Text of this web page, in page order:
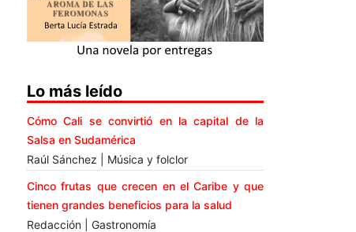
Lo más leído
Cómo Cali se convirtió en la capital de la
Salsa en Sudamérica
Raúl Sánchez | Música y folclor
Cinco frutas que crecen en el Caribe y que
tienen grandes beneficios para la salud
Redacción | Gastronomía